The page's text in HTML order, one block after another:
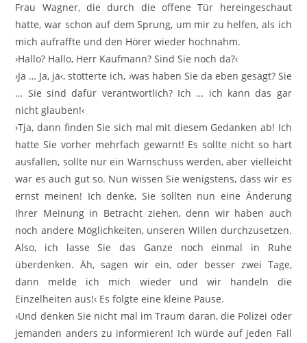
Frau Wagner, die durch die offene Tür hereingeschaut
hatte, war schon auf dem Sprung, um mir zu helfen, als ich
mich aufraffte und den Hörer wieder hochnahm.
›Hallo? Hallo, Herr Kaufmann? Sind Sie noch da?‹
›Ja … Ja, ja‹, stotterte ich, ›was haben Sie da eben gesagt? Sie
… Sie sind dafür verantwortlich? Ich … ich kann das gar
nicht glauben!‹
›Tja, dann finden Sie sich mal mit diesem Gedanken ab! Ich
hatte Sie vorher mehrfach gewarnt! Es sollte nicht so hart
ausfallen, sollte nur ein Warnschuss werden, aber vielleicht
war es auch gut so. Nun wissen Sie wenigstens, dass wir es
ernst meinen! Ich denke, Sie sollten nun eine Änderung
Ihrer Meinung in Betracht ziehen, denn wir haben auch
noch andere Möglichkeiten, unseren Willen durchzusetzen.
Also, ich lasse Sie das Ganze noch einmal in Ruhe
überdenken. Äh, sagen wir ein, oder besser zwei Tage,
dann melde ich mich wieder und wir handeln die
Einzelheiten aus!‹ Es folgte eine kleine Pause.
›Und denken Sie nicht mal im Traum daran, die Polizei oder
jemanden anders zu informieren! Ich würde auf jeden Fall